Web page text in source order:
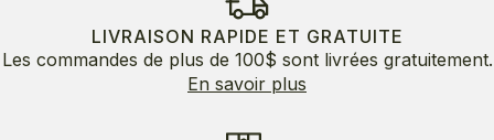
LIVRAISON RAPIDE ET GRATUITE
Les commandes de plus de 100$ sont livrées gratuitement.
En savoir plus